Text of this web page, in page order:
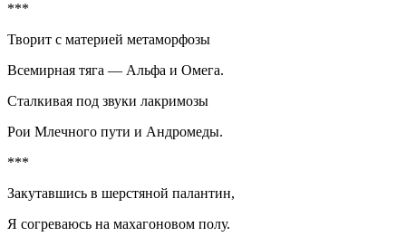
***
Творит с материей метаморфозы
Всемирная тяга — Альфа и Омега.
Сталкивая под звуки лакримозы
Рои Млечного пути и Андромеды.
***
Закутавшись в шерстяной палантин,
Я согреваюсь на махагоновом полу.